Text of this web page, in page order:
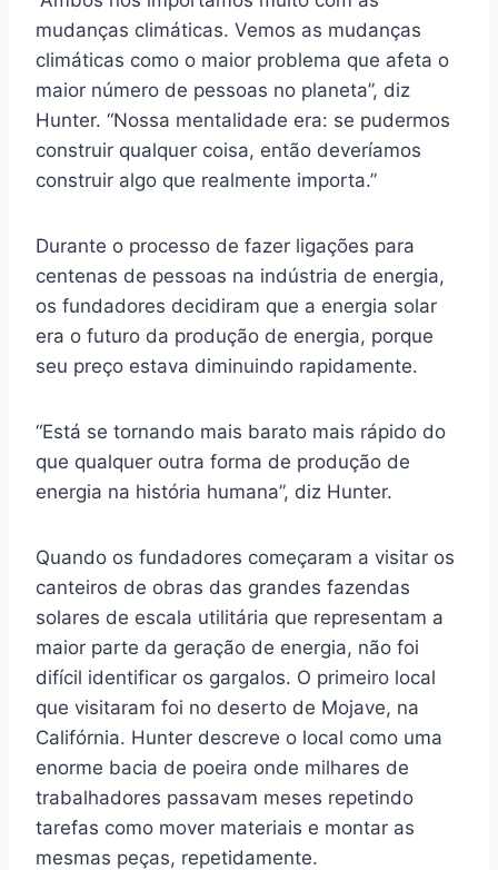
mudanças climáticas. Vemos as mudanças
climáticas como o maior problema que afeta o
maior número de pessoas no planeta”, diz
Hunter. “Nossa mentalidade era: se pudermos
construir qualquer coisa, então deveríamos
construir algo que realmente importa.”
Durante o processo de fazer ligações para
centenas de pessoas na indústria de energia,
os fundadores decidiram que a energia solar
era o futuro da produção de energia, porque
seu preço estava diminuindo rapidamente.
“Está se tornando mais barato mais rápido do
que qualquer outra forma de produção de
energia na história humana”, diz Hunter.
Quando os fundadores começaram a visitar os
canteiros de obras das grandes fazendas
solares de escala utilitária que representam a
maior parte da geração de energia, não foi
difícil identificar os gargalos. O primeiro local
que visitaram foi no deserto de Mojave, na
Califórnia. Hunter descreve o local como uma
enorme bacia de poeira onde milhares de
trabalhadores passavam meses repetindo
tarefas como mover materiais e montar as
mesmas peças, repetidamente.